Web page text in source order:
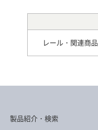
レール・関連商品
製品紹介・検索